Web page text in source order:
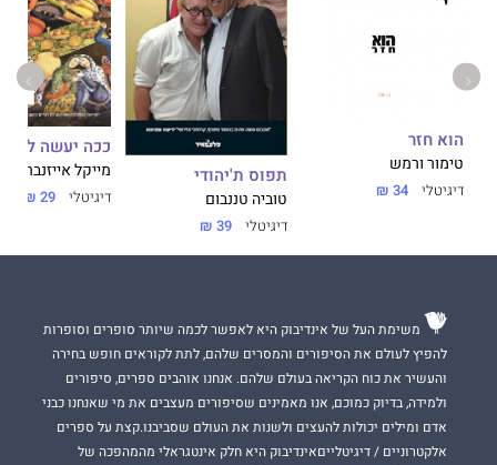
הוא חזר
טימור ורמש
דיגיטלי 34 ₪
תפוס ת'יהודי
טוביה טננבום
דיגיטלי 39 ₪
ככה יעשה
מייקל אייזנברג
דיגיטלי 29 ₪
משימת העל של אינדיבוק היא לאפשר לכמה שיותר סופרים וסופרות
להפיץ לעולם את הסיפורים והמסרים שלהם, לתת לקוראים חופש בחירה
והעשיר את כוח הקריאה בעולם שלהם. אנחנו אוהבים ספרים, סיפורים
ולמידה, בדיוק כמוכם, אנו מאמינים שסיפורים מעצבים את מי שאנחנו כבני
אדם ומילים יכולות להעצים ולשנות את העולם שסביבנו.קצת על ספרים
אלקטרוניים / דיגיטלייםאינדיבוק היא חלק אינטגראלי מהמהפכה של